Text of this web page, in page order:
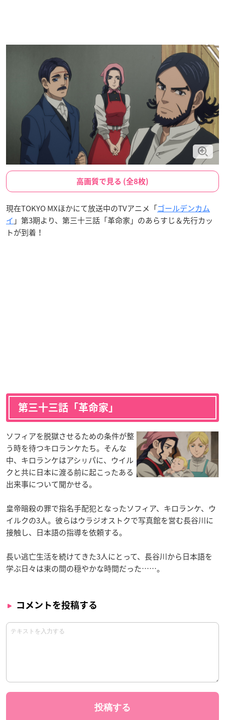
高画質で見る (全8枚)
現在TOKYO MXほかにて放送中のTVアニメ「ゴールデンカム
イ 」第3期より、第三十三話「革命家」のあらすじ＆先行カッ
トが到着！
第三十三話「革命家」
ソフィアを脱獄させるための条件が整
う時を待つキロランケたち。そんな
中、キロランケはアシㇼパに、ウイル
クと共に日本に渡る前に起こったある
出来事について聞かせる。
皇帝暗殺の罪で指名手配犯となったソフィア、キロランケ、ウ
イルクの3人。彼らはウラジオストクで写真館を営む長谷川に
接触し、日本語の指導を依頼する。
長い逃亡生活を続けてきた3人にとって、長谷川から日本語を
学ぶ日々は束の間の穏やかな時間だった……。
コメントを投稿する